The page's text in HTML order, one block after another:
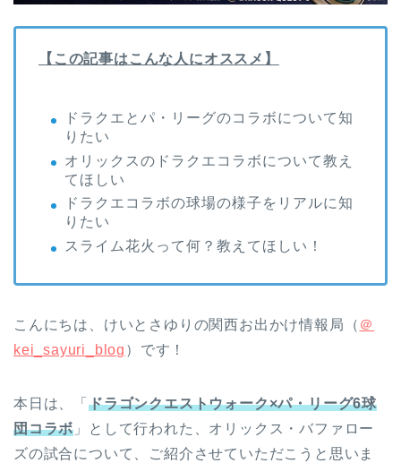
【この記事はこんな人にオススメ】
ドラクエとパ・リーグのコラボについて知
りたい
オリックスのドラクエコラボについて教え
てほしい
ドラクエコラボの球場の様子をリアルに知
りたい
スライム花火って何？教えてほしい！
こんにちは、けいとさゆりの関西お出かけ情報局（ ＠
kei_sayuri_blog ）です！
本日は、「 ドラゴンクエストウォーク×パ・リーグ6球
団コラボ 」として行われた、オリックス・バファロー
ズの試合について、ご紹介させていただこうと思いま